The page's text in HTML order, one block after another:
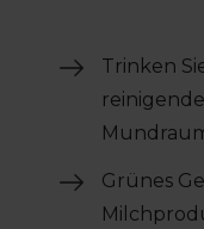
Trinken
Grünes